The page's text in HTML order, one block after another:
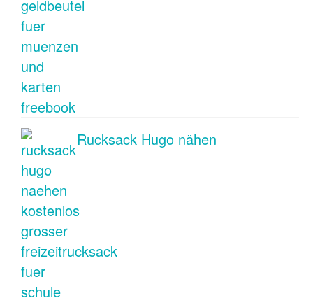
Rucksack Hugo nähen